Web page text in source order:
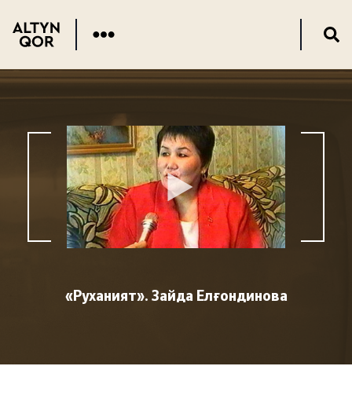
«Руханият». Зайда Елғондинова